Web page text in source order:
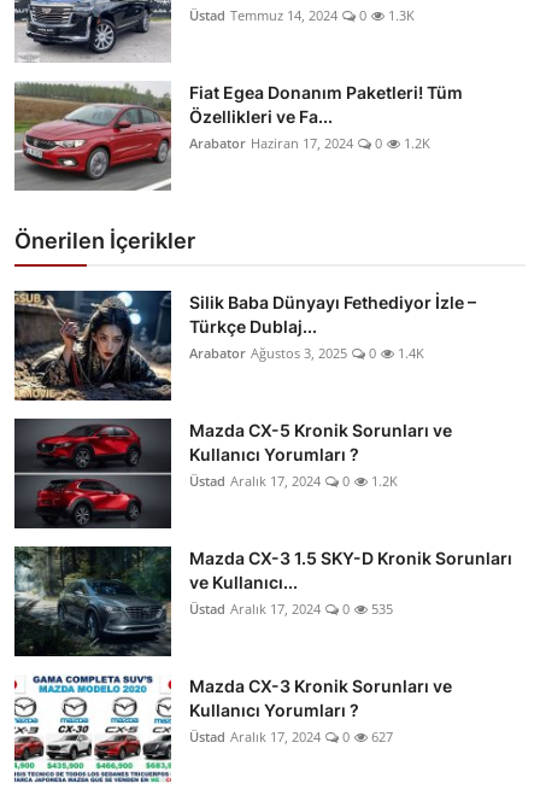
Üstad Temmuz 14, 2024 0 1.3K
Fiat Egea Donanım Paketleri! Tüm
Özellikleri ve Fa...
Arabator Haziran 17, 2024 0 1.2K
Önerilen İçerikler
Silik Baba Dünyayı Fethediyor İzle –
Türkçe Dublaj...
Arabator Ağustos 3, 2025 0 1.4K
Mazda CX-5 Kronik Sorunları ve
Kullanıcı Yorumları ?
Üstad Aralık 17, 2024 0 1.2K
Mazda CX-3 1.5 SKY-D Kronik Sorunları
ve Kullanıcı...
Üstad Aralık 17, 2024 0 535
Mazda CX-3 Kronik Sorunları ve
Kullanıcı Yorumları ?
Üstad Aralık 17, 2024 0 627